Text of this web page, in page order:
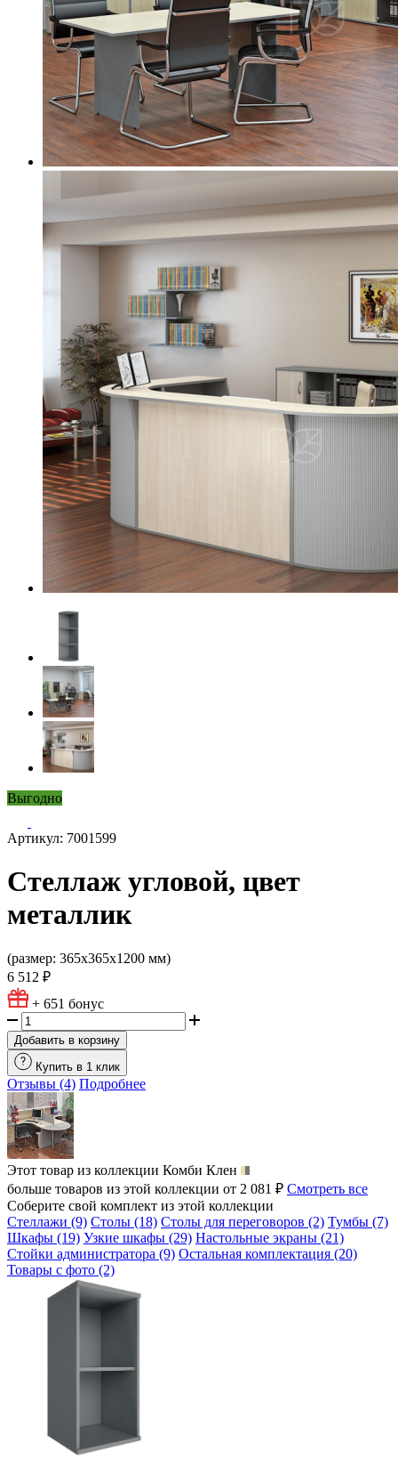
Выгодно
Артикул: 7001599
Стеллаж угловой, цвет
металлик
(размер: 365х365х1200 мм)
6 512 ₽
+ 651 бонус
Добавить в корзину
Купить в 1 клик
Отзывы (4) Подробнее
Этот товар из коллекции Комби Клен
больше товаров из этой коллекции от 2 081 ₽ Смотреть все
Соберите свой комплект из этой коллекции
Стеллажи (9) Столы (18) Столы для переговоров (2) Тумбы (7)
Шкафы (19) Узкие шкафы (29) Настольные экраны (21)
Стойки администратора (9) Остальная комплектация (20)
Товары с фото (2)